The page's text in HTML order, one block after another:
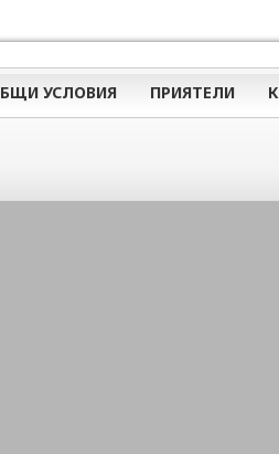
УСЛОВИЯ ПРИЯТЕЛИ